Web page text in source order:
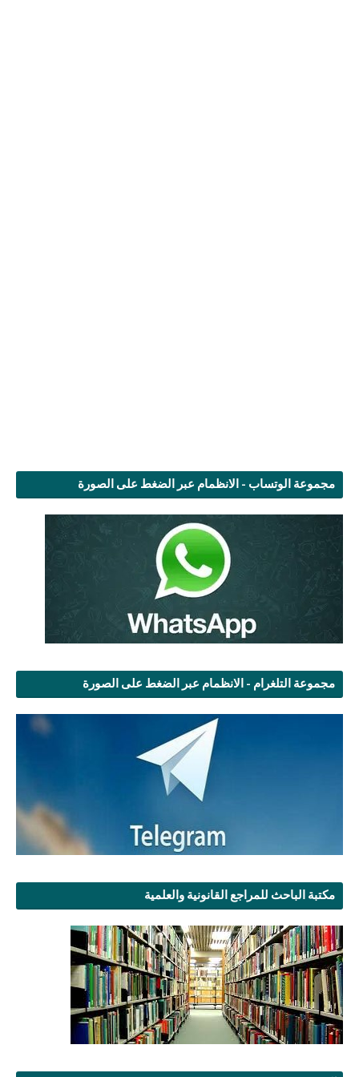
مجموعة الوتساب - الانظمام عبر الضغط على الصورة
مجموعة التلغرام - الانظمام عبر الضغط على الصورة
مكتبة الباحث للمراجع القانونية والعلمية